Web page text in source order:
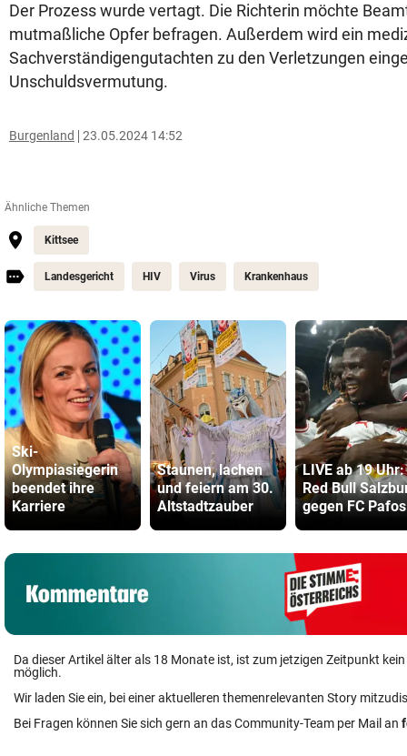
Der Prozess wurde vertagt. Die Richterin möchte
mutmaßliche Opfer befragen. Außerdem wird ein
Sachverständigengutachten zu den Verletzungen
Unschuldsvermutung.
Burgenland 23.05.2024 14:52
Ähnliche Themen
Kittsee
Landesgericht HIV Virus Krankenhaus
Ski-
Olympiasiegerin
beendet ihre
Karriere
Staunen, lachen
und feiern am 30.
Altstadtzauber
LIVE ab 19 Uhr:
Red Bull
gegen FC
Da dieser Artikel älter als 18 Monate ist, ist zum jetzigen Zeitpunkt
möglich.
Wir laden Sie ein, bei einer aktuelleren themenrelevanten Story
Bei Fragen können Sie sich gern an das Community-Team per Mail an